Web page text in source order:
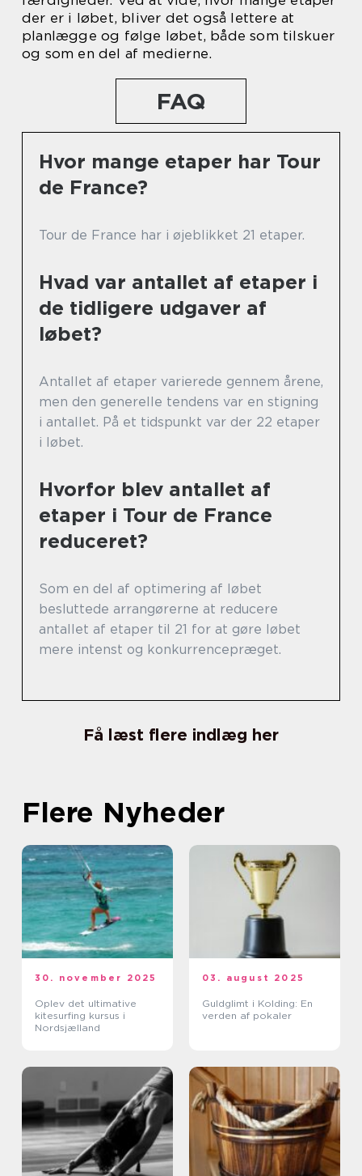
der er i løbet, bliver det også lettere at
planlægge og følge løbet, både som tilskuer
og som en del af medierne.
FAQ
Hvor mange etaper har Tour
de France?
Tour de France har i øjeblikket 21 etaper.
Hvad var antallet af etaper i
de tidligere udgaver af
løbet?
Antallet af etaper varierede gennem årene,
men den generelle tendens var en stigning
i antallet. På et tidspunkt var der 22 etaper
i løbet.
Hvorfor blev antallet af
etaper i Tour de France
reduceret?
Som en del af optimering af løbet
besluttede arrangørerne at reducere
antallet af etaper til 21 for at gøre løbet
mere intenst og konkurrencepræget.
Få læst flere indlæg her
Flere Nyheder
30. november 2025
Oplev det ultimative
kitesurfing kursus i
Nordsjælland
03. august 2025
Guldglimt i Kolding: En
verden af pokaler